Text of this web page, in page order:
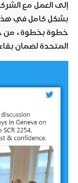
إلى العمل مع
بشكل كامل في هذا
خطوة بخطوة ، من
المتحدة لضمان